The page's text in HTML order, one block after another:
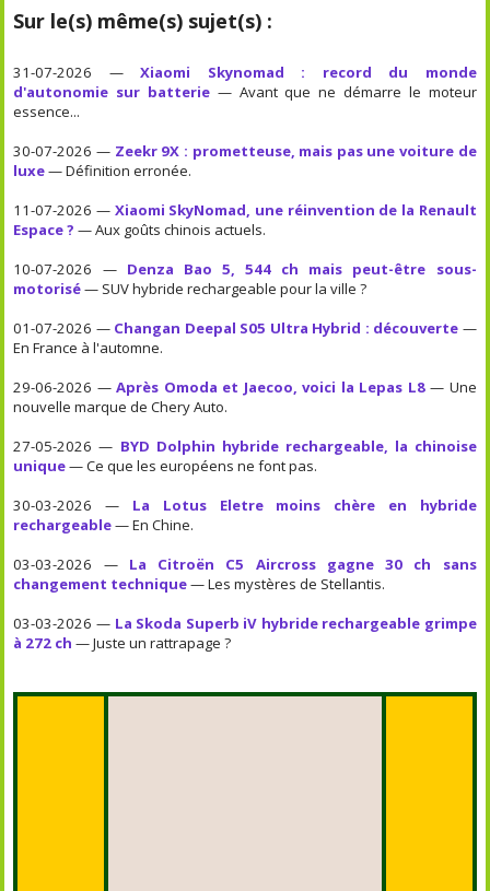
Sur le(s) même(s) sujet(s) :
31-07-2026 —Xiaomi Skynomad : record du monde
d'autonomie sur batterie — Avant que ne démarre le moteur
essence...
30-07-2026 — Zeekr 9X : prometteuse, mais pas une voiture de
luxe— Définition erronée.
11-07-2026 — Xiaomi SkyNomad, une réinvention de la Renault
Espace ? — Aux goûts chinois actuels.
10-07-2026 — Denza Bao 5, 544 ch mais peut-être sous-
motorisé— SUV hybride rechargeable pour la ville ?
01-07-2026 — Changan Deepal S05 Ultra Hybrid : découverte —
En France à l'automne.
29-06-2026 —Après Omoda et Jaecoo, voici la Lepas L8— Une
nouvelle marque de Chery Auto.
27-05-2026 — BYD Dolphin hybride rechargeable, la chinoise
unique— Ce que les européens ne font pas.
30-03-2026 — La Lotus Eletre moins chère en hybride
rechargeable— En Chine.
03-03-2026 — La Citroën C5 Aircross gagne 30 ch sans
changement technique— Les mystères de Stellantis.
03-03-2026 — La Skoda Superb iV hybride rechargeable grimpe
à 272 ch — Juste un rattrapage ?